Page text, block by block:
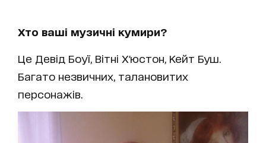
Хто ваші музичні кумири?
Це Девід Боуї, Вітні Х'юстон, Кейт Буш.
Багато незвичних, талановитих
персонажів.